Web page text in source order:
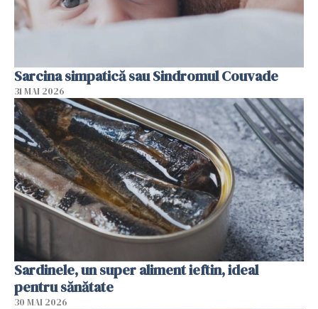
Sarcina simpatică sau Sindromul Couvade
31 MAI 2026
Sardinele, un super aliment ieftin, ideal
pentru sănătate
30 MAI 2026